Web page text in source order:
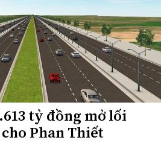
tỷ đồng mở lối
Phan Thiết